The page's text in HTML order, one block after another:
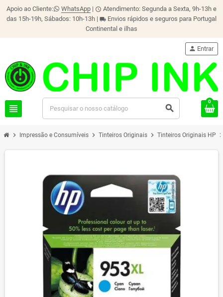
Apoio ao Cliente: WhatsApp | schedule Atendimento: Segunda a Sexta, 9h-13h e
das 15h-19h, Sábados: 10h-13h | local_shipping Envios rápidos e seguros para Portugal
Continental e ilhas
view_headline search
person Entrar
0
chevron_right Impressão e Consumíveis chevron_right Tinteiros Originais chevron_right Tinteiros Originais HP